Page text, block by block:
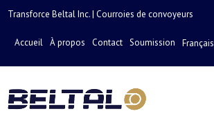
Transforce Beltal Inc. | Courroies de convoyeurs
Accueil À propos Contact Soumission Français